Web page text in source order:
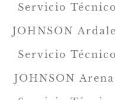
Servicio Técnico
JOHNSON
Servicio Técnico
JOHNSON